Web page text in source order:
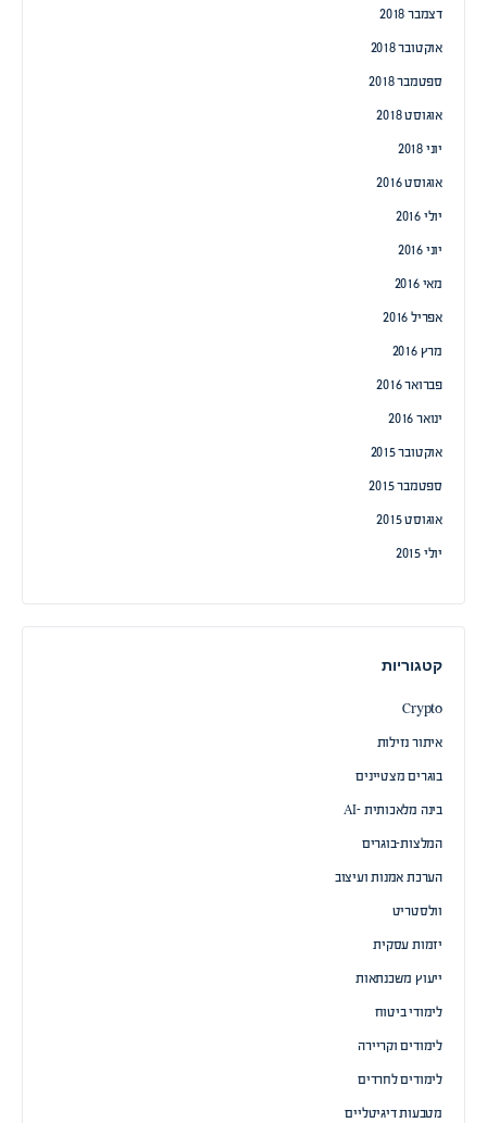
דצמבר 2018
אוקטובר 2018
ספטמבר 2018
אוגוסט 2018
יוני 2018
אוגוסט 2016
יולי 2016
יוני 2016
מאי 2016
אפריל 2016
מרץ 2016
פברואר 2016
ינואר 2016
אוקטובר 2015
ספטמבר 2015
אוגוסט 2015
יולי 2015
קטגוריות
Crypto
איתור נזילות
בוגרים מצטיינים
בינה מלאכותית -AI
המלצות-בוגרים
הערכת אמנות ועיצוב
וולסטריט
יזמות עסקית
ייעוץ משכנתאות
לימודי ביטוח
לימודים וקריירה
לימודים לחרדים
מטבעות דיגיטליים